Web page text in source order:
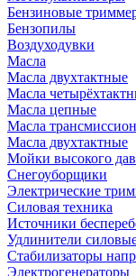
Бензиновые
Бензопилы
Воздуходувки
Масла
Масла двухтактные
Масла
Масла цепные
Масла
Масла двухтактные
Мойки высокого
Снегоуборщики
Электрические
Силовая техника
Источники
Удлинители
Стабилизаторы
Электрогенераторы